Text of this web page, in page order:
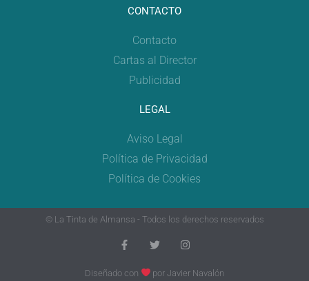
CONTACTO
Contacto
Cartas al Director
Publicidad
LEGAL
Aviso Legal
Política de Privacidad
Política de Cookies
© La Tinta de Almansa - Todos los derechos reservados
Diseñado con porJavier Navalón